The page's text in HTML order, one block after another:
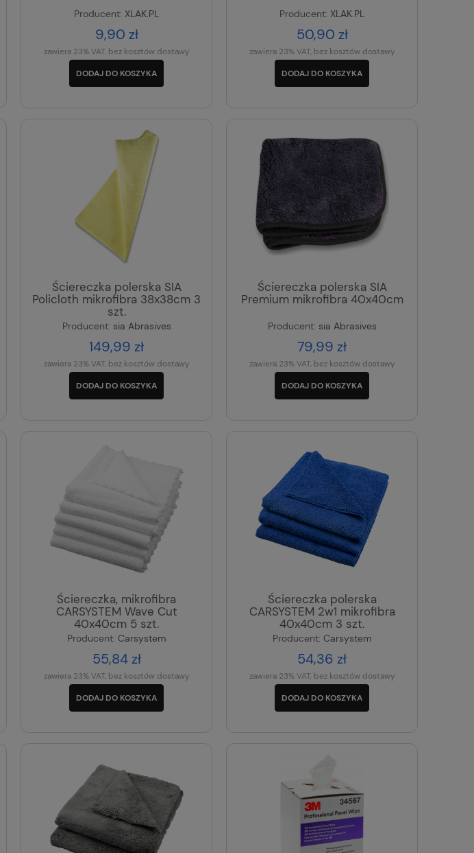
Producent: XLAK.PL
9,90 zł
zawiera 23% VAT, bez kosztów dostawy
DODAJ DO KOSZYKA
Producent: XLAK.PL
50,90 zł
zawiera 23% VAT, bez kosztów dostawy
DODAJ DO KOSZYKA
Ściereczka polerska SIA
Policloth mikrofibra 38x38cm 3
szt.
Producent: sia Abrasives
149,99 zł
zawiera 23% VAT, bez kosztów dostawy
DODAJ DO KOSZYKA
Ściereczka polerska SIA
Premium mikrofibra 40x40cm
Producent: sia Abrasives
79,99 zł
zawiera 23% VAT, bez kosztów dostawy
DODAJ DO KOSZYKA
Ściereczka, mikrofibra
CARSYSTEM Wave Cut
40x40cm 5 szt.
Producent: Carsystem
55,84 zł
zawiera 23% VAT, bez kosztów dostawy
DODAJ DO KOSZYKA
Ściereczka polerska
CARSYSTEM 2w1 mikrofibra
40x40cm 3 szt.
Producent: Carsystem
54,36 zł
zawiera 23% VAT, bez kosztów dostawy
DODAJ DO KOSZYKA